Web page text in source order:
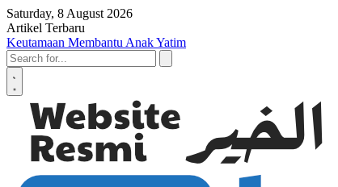
Skip to content
Saturday, 8 August 2026
Artikel Terbaru
Keutamaan Membantu Anak Yatim